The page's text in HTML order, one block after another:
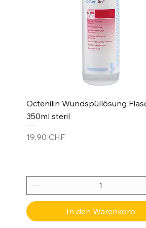
Schnellansicht
Octenilin Wundspüllösung
350ml steril
Preis
19,90 CHF
In den Warenkorb